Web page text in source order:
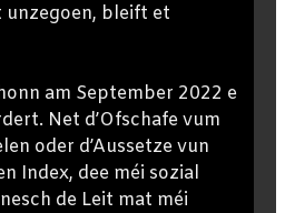
bleift et
am September 2022 e
Net d’Ofschafe vum
oder d’Aussetze vun
Index, dee méi sozial
de Leit mat méi